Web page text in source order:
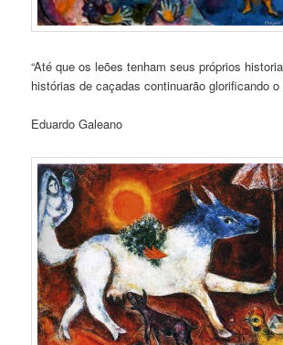
“Até que os leões tenham seus próprios
histórias de caçadas continuarão glorificando o
Eduardo Galeano